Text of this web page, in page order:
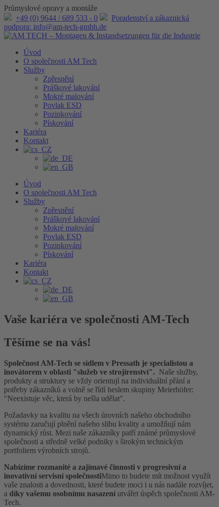
Průmyslové opravy a montáže
+49 (0) 9644 / 689 533 - 0
Poradenství a zákaznická
podpora: info@am-tech-gmbh.de
Úvod
O společnosti AM Tech
Služby
Zpřesnění
Práškové lakování
Mokré malování
Povlak ESD
Pozinkování
Pískování
Kariéra
Kontakt
Úvod
O společnosti AM Tech
Služby
Zpřesnění
Práškové lakování
Mokré malování
Povlak ESD
Pozinkování
Pískování
Kariéra
Kontakt
Vaše kariéra ve společnosti AM-Tech
Těšíme se na vás!
Společnost AM-Tech se sídlem v Pressath je specialistou a
inovátorem v oblasti "služeb ve strojírenství". Naše služby,
produkty a struktury se vždy orientují na individuální přání a
potřeby zákazníků a volně se řídí heslem skupiny Meierhöfer:
"Neexistuje věc, která by nešla udělat".
Požadavky na kvalitu na všech úrovních našeho obchodního
systému zaručují plnění našeho slibu kvality a umožňují nám
dynamický růst. Mezi naše zákazníky patří známé průmyslové
společnosti a středně velké podniky s širokým technickým
portfoliem výrobních strojů.
Nabízíme rozmanité a zajímavé činnosti v progresivní a
inovativní servisní společnostiMimo to budete mít možnost využít
vaše znalosti a dovednosti, které budete moci i u nás nadále rozvíjet,
a díky vašemu osobnímu nasazení utvářet úspěch společnosti AM-
Tech.